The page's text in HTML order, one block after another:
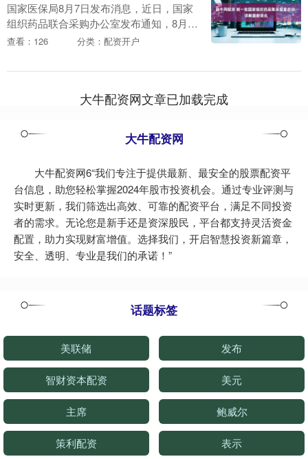
国家医保局8月7日发布消息，近日，国家
组织药品联合采购办公室发布通知，8月6
日至25日开展第十一批药品集采医疗机构
种。 针....
查看：126 分类：配资开户
大牛配资网文章已加载完成
大牛配资网
大牛配资网6“我们专注于提供最新、最安全的股票配资平
台信息，助您轻松掌握2024年股市投资机会。通过专业评测与
实时更新，我们筛选出高效、可靠的配资平台，满足不同投资
者的需求。无论您是新手还是资深股民，平台都支持灵活资金
配置，助力实现财富增值。选择我们，开启智慧投资新篇章，
安全、透明、专业是我们的承诺！”
话题标签
美联储 发布
智财资本配资 美元
主席 鲍威尔
策利配资 表示